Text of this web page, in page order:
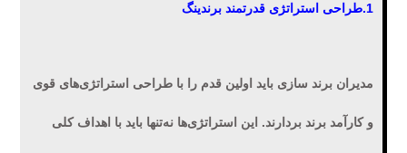
1.طراحی استراتژی قدرتمند برندینگ
مدیران برند سازی باید اولین قدم را با طراحی استراتژی‌های قوی
و کارآمد برند بردارند. این استراتژی‌ها نه‌تنها باید با اهداف کلی